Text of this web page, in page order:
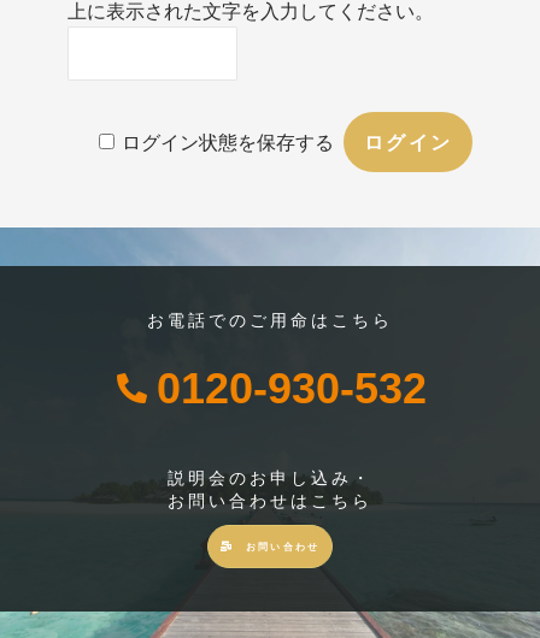
上に表示された文字を入力してください。
ログイン状態を保存する
お電話でのご用命はこちら
0120-930-532
説明会のお申し込み・
お問い合わせはこちら
お問い合わせ